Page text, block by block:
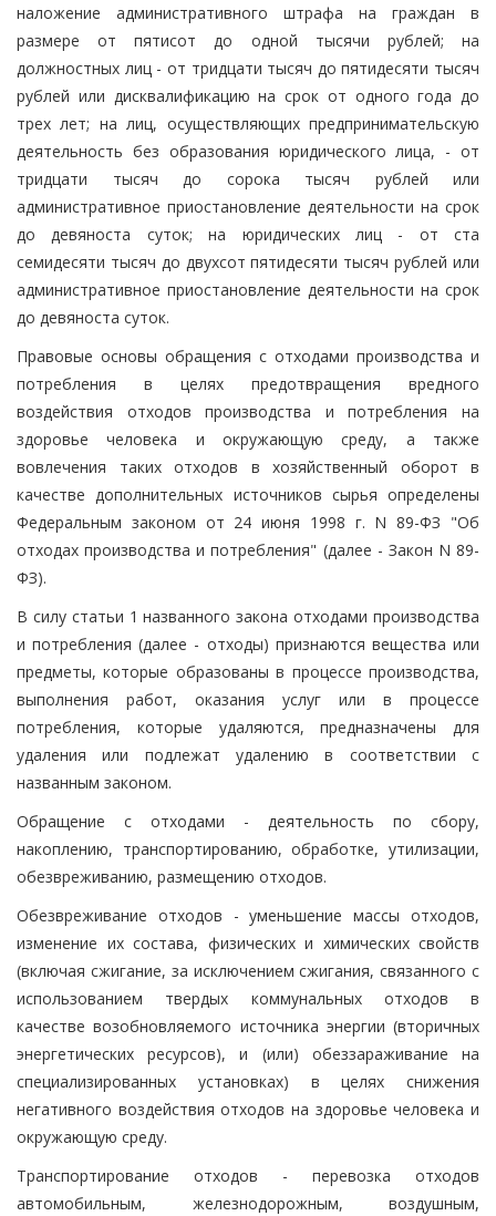
наложение административного штрафа на граждан в
размере от пятисот до одной тысячи рублей; на
должностных лиц - от тридцати тысяч до пятидесяти тысяч
рублей или дисквалификацию на срок от одного года до
трех лет; на лиц, осуществляющих предпринимательскую
деятельность без образования юридического лица, - от
тридцати тысяч до сорока тысяч рублей или
административное приостановление деятельности на срок
до девяноста суток; на юридических лиц - от ста
семидесяти тысяч до двухсот пятидесяти тысяч рублей или
административное приостановление деятельности на срок
до девяноста суток.
Правовые основы обращения с отходами производства и
потребления в целях предотвращения вредного
воздействия отходов производства и потребления на
здоровье человека и окружающую среду, а также
вовлечения таких отходов в хозяйственный оборот в
качестве дополнительных источников сырья определены
Федеральным законом от 24 июня 1998 г. N 89-ФЗ "Об
отходах производства и потребления" (далее - Закон N 89-
ФЗ).
В силу статьи 1 названного закона отходами производства
и потребления (далее - отходы) признаются вещества или
предметы, которые образованы в процессе производства,
выполнения работ, оказания услуг или в процессе
потребления, которые удаляются, предназначены для
удаления или подлежат удалению в соответствии с
названным законом.
Обращение с отходами - деятельность по сбору,
накоплению, транспортированию, обработке, утилизации,
обезвреживанию, размещению отходов.
Обезвреживание отходов - уменьшение массы отходов,
изменение их состава, физических и химических свойств
(включая сжигание, за исключением сжигания, связанного с
использованием твердых коммунальных отходов в
качестве возобновляемого источника энергии (вторичных
энергетических ресурсов), и (или) обеззараживание на
специализированных установках) в целях снижения
негативного воздействия отходов на здоровье человека и
окружающую среду.
Транспортирование отходов - перевозка отходов
автомобильным, железнодорожным, воздушным,